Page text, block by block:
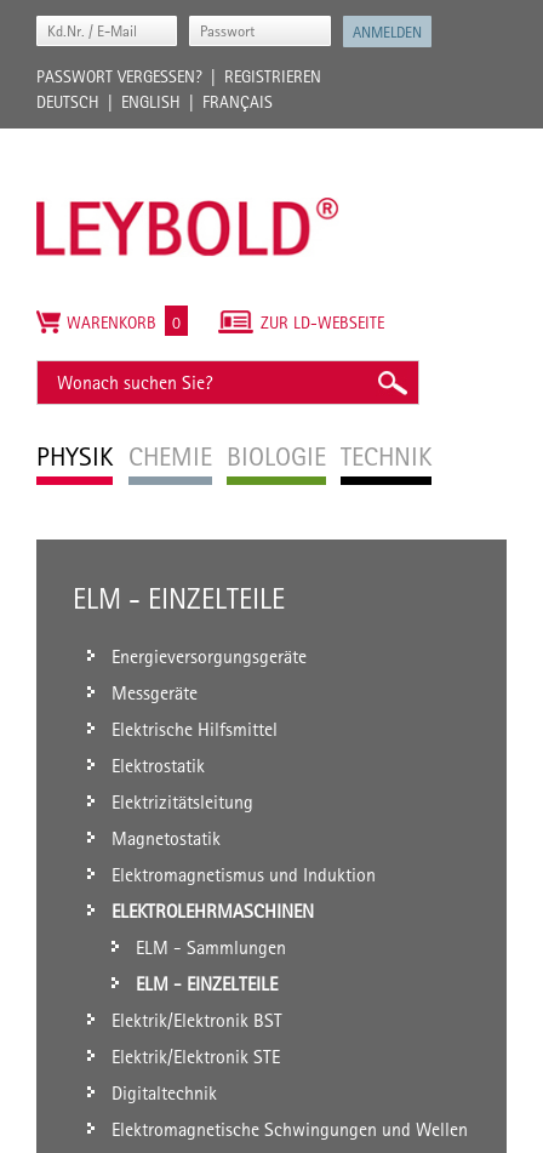
PASSWORT VERGESSEN?
REGISTRIEREN
DEUTSCH
ENGLISH FRANÇAIS
PHYSIK CHEMIE BIOLOGIE TECHNIK
ZUR LD-WEBSEITE
WARENKORB 0
ELM - EINZELTEILE
Energieversorgungsgeräte
Messgeräte
Elektrische Hilfsmittel
Elektrostatik
Elektrizitätsleitung
Magnetostatik
Elektromagnetismus und Induktion
ELEKTROLEHRMASCHINEN
ELM - Sammlungen
ELM - EINZELTEILE
Elektrik/Elektronik BST
Elektrik/Elektronik STE
Digitaltechnik
Elektromagnetische Schwingungen und Wellen